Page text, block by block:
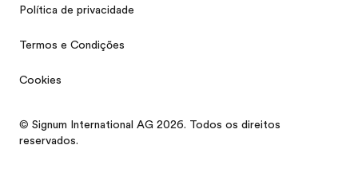
Política de privacidade
Termos e Condições
Cookies
© Signum International AG 2026. Todos os direitos
reservados.